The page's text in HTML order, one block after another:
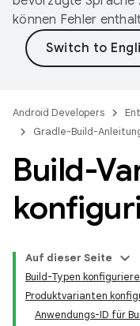
können Fehler
Android Developers
Gradle-Build-
Build-
Auf dieser Seite
Build-Typen
Produktvarianten
Anwendungs-ID für